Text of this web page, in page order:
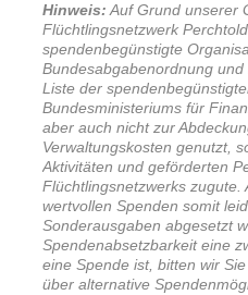
Hinweis:Auf Grund unserer
Flüchtlingsnetzwerk
spendenbegünstigte
Bundesabgabenordnung
Liste der
Bundesministeriums für
aber auch nicht zur
Verwaltungskosten genutzt,
Aktivitäten und geförderten
Flüchtlingsnetzwerks zugute.
wertvollen Spenden somit
Sonderausgaben abgesetzt
Spendenabsetzbarkeit eine
eine Spende ist, bitten wir
über alternative